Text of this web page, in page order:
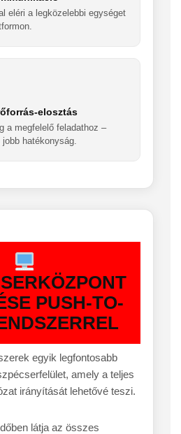
eléri a legközelebbi egységet
elosztás
a megfelelő feladathoz –
hatékonyság.
PUSH-TO-
egyik legfontosabb
amely a teljes
irányítását lehetővé teszi.
látja az összes